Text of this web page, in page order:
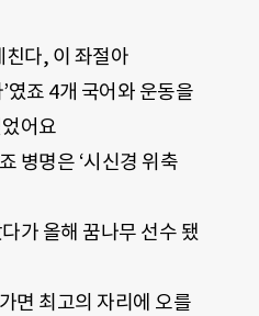
친다, 이 좌절아
였죠 4개 국어와 운동을
어요
병명은 ‘시신경 위축
가 올해 꿈나무 선수 됐
면 최고의 자리에 오를